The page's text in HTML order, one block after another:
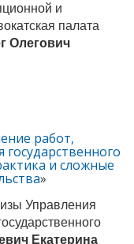
и
палата
Олегович
работ,
государственного
и сложные
»
Управления
Екатерина